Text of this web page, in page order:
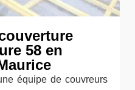
58 en
équipe de couvreurs